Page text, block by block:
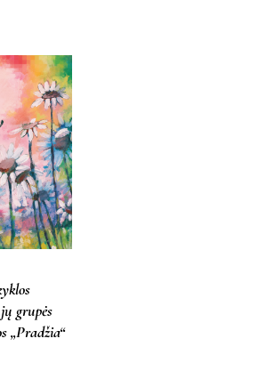
grupės
„Pradžia“